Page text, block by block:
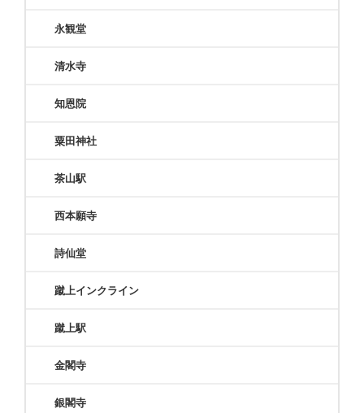
永観堂
清水寺
知恩院
粟田神社
茶山駅
西本願寺
詩仙堂
蹴上インクライン
蹴上駅
金閣寺
銀閣寺